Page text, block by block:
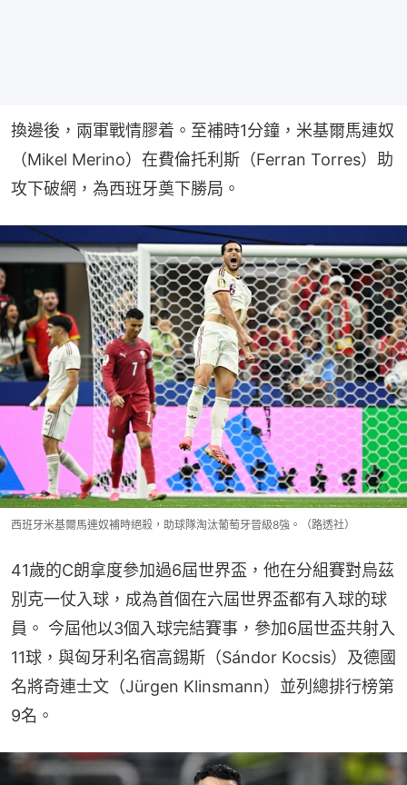
換邊後，兩軍戰情膠着。至補時1分鐘，米基爾馬連奴
（Mikel Merino）在費倫托利斯（Ferran Torres）助
攻下破網，為西班牙奠下勝局。
西班牙米基爾馬連奴補時絕殺，助球隊淘汰葡萄牙晉級8強。（路透社）
41歲的C朗拿度參加過6屆世界盃，他在分組賽對烏茲
別克一仗入球，成為首個在六屆世界盃都有入球的球
員。 今屆他以3個入球完結賽事，參加6屆世盃共射入
11球，與匈牙利名宿高錫斯（Sándor Kocsis）及德國
名將奇連士文（Jürgen Klinsmann）並列總排行榜第
9名。